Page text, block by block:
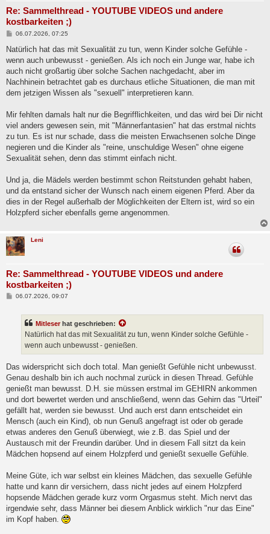
Re: Sammelthread - YOUTUBE VIDEOS und andere
kostbarkeiten ;)
B
i
r
a
06.07.2026, 07:25
Natürlich hat das mit Sexualität zu tun, wenn Kinder solche Gefühle -
wenn auch unbewusst - genießen. Als ich noch ein Junge war, habe ich
auch nicht großartig über solche Sachen nachgedacht, aber im
Nachhinein betrachtet gab es durchaus etliche Situationen, die man mit
dem jetzigen Wissen als "sexuell" interpretieren kann.
Mir fehlten damals halt nur die Begrifflichkeiten, und das wird bei Dir nicht
viel anders gewesen sein, mit "Männerfantasien" hat das erstmal nichts
zu tun. Es ist nur schade, dass die meisten Erwachsenen solche Dinge
negieren und die Kinder als "reine, unschuldige Wesen" ohne eigene
Sexualität sehen, denn das stimmt einfach nicht.
Und ja, die Mädels werden bestimmt schon Reitstunden gehabt haben,
und da entstand sicher der Wunsch nach einem eigenen Pferd. Aber da
dies in der Regel außerhalb der Möglichkeiten der Eltern ist, wird so ein
Holzpferd sicher ebenfalls gerne angenommen.
Leni
Re: Sammelthread - YOUTUBE VIDEOS und andere
kostbarkeiten ;)
B06.07.2026, 09:07
Mitleserhat geschrieben:
Natürlich hat das mit Sexualität zu tun, wenn Kinder solche Gefühle -
wenn auch unbewusst - genießen.
Das widerspricht sich doch total. Man genießt Gefühle nicht unbewusst.
Genau deshalb bin ich auch nochmal zurück in diesen Thread. Gefühle
genießt man bewusst. D.H. sie müssen erstmal im GEHIRN ankommen
und dort bewertet werden und anschließend, wenn das Gehirn das "Urteil"
gefällt hat, werden sie bewusst. Und auch erst dann entscheidet ein
Mensch (auch ein Kind), ob nun Genuß angefragt ist oder ob gerade
etwas anderes den Genuß überwiegt, wie z.B. das Spiel und der
Austausch mit der Freundin darüber. Und in diesem Fall sitzt da kein
Mädchen hopsend auf einem Holzpferd und genießt sexuelle Gefühle.
Meine Güte, ich war selbst ein kleines Mädchen, das sexuelle Gefühle
hatte und kann dir versichern, dass nicht jedes auf einem Holzpferd
hopsende Mädchen gerade kurz vorm Orgasmus steht. Mich nervt das
irgendwie sehr, dass Männer bei diesem Anblick wirklich "nur das Eine"
im Kopf haben.